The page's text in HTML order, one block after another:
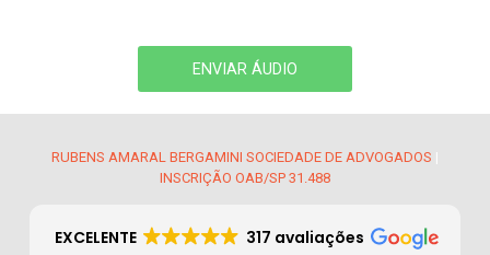
ENVIAR ÁUDIO
RUBENS AMARAL BERGAMINI SOCIEDADE DE ADVOGADOS |
INSCRIÇÃO OAB/SP 31.488
EXCELENTE 317 avaliações